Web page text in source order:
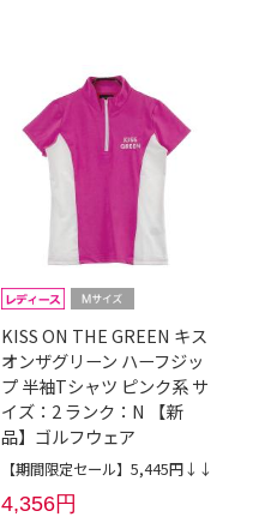
KISS ON THE GREEN キス
オンザグリーン ハーフジッ
プ 半袖Tシャツ ピンク系 サ
イズ：2 ランク：N 【新
品】ゴルフウェア
【期間限定セール】5,445円↓↓
4,356円